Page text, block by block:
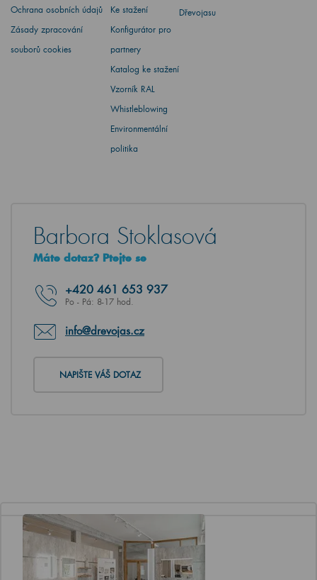
Ochrana osobních údajů
Zásady zpracování
souborů cookies
Ke stažení
Konfigurátor pro
partnery
Katalog ke stažení
Vzorník RAL
Whistleblowing
Environmentální
politika
Dřevojasu
Barbora Stoklasová
Máte dotaz? Ptejte se
+420 461 653 937
Po - Pá: 8-17 hod.
info@drevojas.cz
NAPIŠTE VÁŠ DOTAZ